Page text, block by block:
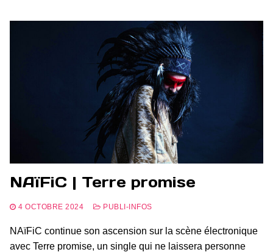
NAïFiC | Terre promise
4 OCTOBRE 2024 PUBLI-INFOS
NAïFiC continue son ascension sur la scène électronique
avec Terre promise, un single qui ne laissera personne